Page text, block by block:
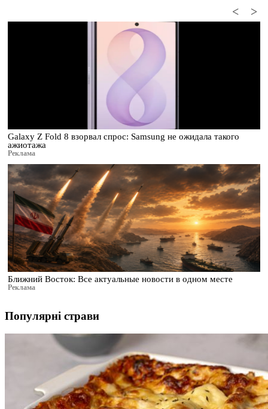
>
<
Galaxy Z Fold 8 взорвал спрос: Samsung не ожидала такого
ажиотажа
Реклама
Ближний Восток: Все актуальные новости в одном месте
Реклама
Популярні страви